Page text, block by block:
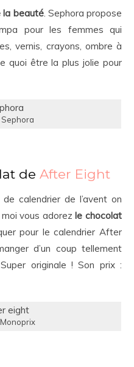
la beauté. Sephora propose
pour les femmes qui
vernis, crayons, ombre à
quoi être la plus jolie pour
Sephora
de After Eight
calendrier de l’avent on
vous adorez le chocolat
pour le calendrier After
d’un coup tellement
originale ! Son prix :